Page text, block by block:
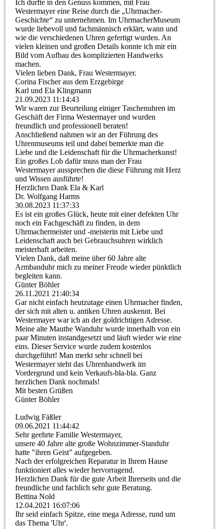
Ich durfte in den Genuss kommen, mit Frau
Westermayer eine Reise durch die „Uhrmacher-
Geschichte“ zu unternehmen. Im UhrmacherMuseum
wurde liebevoll und fachmännisch erklärt, wann und
wie die verschiedenen Uhren gefertigt wurden. An
vielen kleinen und großen Details konnte ich mir ein
Bild vom Aufbau des komplizierten Handwerks
machen.
Vielen lieben Dank, Frau Westermayer.
Corina Fischer aus dem Erzgebirge
Karl und Ela Klingmann
21.09.2023 11:14:43
Wir waren zur Beurteilung einiger Taschenuhren im
Geschäft der Firma Westermayer und wurden
freundlich und professionell beraten!
Anschließend nahmen wir an der Führung des
Uhrenmuseums teil und dabei bemerkte man die
Liebe und die Leidenschaft für die Uhrmacherkunst!
Ein großes Lob dafür muss man der Frau
Westermayer aussprechen die diese Führung mit Herz
und Wissen ausführte!
Herzlichen Dank Ela & Karl
Dr. Wolfgang Harms
30.08.2023 11:37:33
Es ist ein großes Glück, heute mit einer defekten Uhr
noch ein Fachgeschäft zu finden, in dem
Uhrmachermeister und -meisterin mit Liebe und
Leidenschaft auch bei Gebrauchsuhren wirklich
meisterhaft arbeiten.
Vielen Dank, daß meine über 60 Jahre alte
Armbanduhr mich zu meiner Freude wieder pünktlich
begleiten kann.
Günter Böhler
26.11.2021 21:40:34
Gar nicht einfach heutzutage einen Uhrmacher finden,
der sich mit alten u. antiken Uhren auskennt. Bei
Westermayer war ich an der goldrichtigen Adresse.
Meine alte Mauthe Wanduhr wurde innerhalb von ein
paar Minuten instandgesetzt und läuft wieder wie eine
eins. Dieser Service wurde zudem kostenlos
durchgeführt! Man merkt sehr schnell bei
Westermayer steht das Uhrenhandwerk im
Vordergrund und kein Verkaufs-bla-bla. Ganz
herzlichen Dank nochmals!
Mit besten Grüßen
Günter Böhler
Ludwig Fäßler
09.06.2021 11:44:42
Sehr geehrte Familie Westermayer,
unsere 40 Jahre alte große Wohnzimmer-Standuhr
hatte "ihren Geist" aufgegeben.
Nach der erfolgreichen Reparatur in Ihrem Hause
funktioniert alles wieder hervorragend.
Herzlichen Dank für die gute Arbeit Ihrerseits und die
freundliche und fachlich sehr gute Beratung.
Bettina Nold
12.04.2021 16:07:06
Ihr seid einfach Spitze, eine mega Adresse, rund um
das Thema 'Uhr'.